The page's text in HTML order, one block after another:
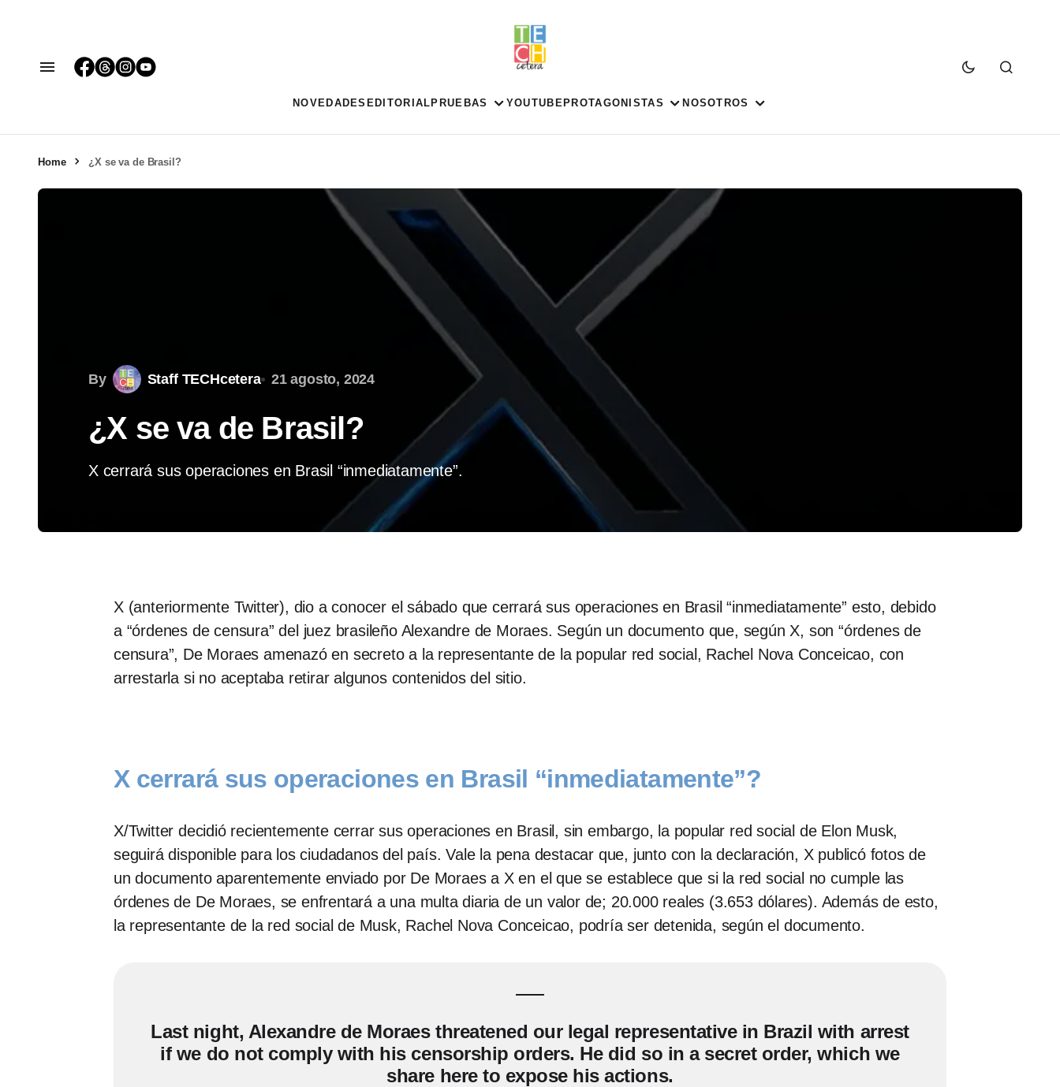
NOVEDADES EDITORIAL PRUEBAS YOUTUBE PROTAGONISTAS NOSOTROS
Home ¿X se va de Brasil?
By Staff TECHcetera 21 agosto, 2024
¿X se va de Brasil?
X cerrará sus operaciones en Brasil “inmediatamente”.
X (anteriormente Twitter), dio a conocer el sábado que cerrará sus operaciones en Brasil “inmediatamente” esto, debido
a “órdenes de censura” del juez brasileño Alexandre de Moraes. Según un documento que, según X, son “órdenes de
censura”, De Moraes amenazó en secreto a la representante de la popular red social, Rachel Nova Conceicao, con
arrestarla si no aceptaba retirar algunos contenidos del sitio.
X cerrará sus operaciones en Brasil “inmediatamente”?
X/Twitter decidió recientemente cerrar sus operaciones en Brasil, sin embargo, la popular red social de Elon Musk,
seguirá disponible para los ciudadanos del país. Vale la pena destacar que, junto con la declaración, X publicó fotos de
un documento aparentemente enviado por De Moraes a X en el que se establece que si la red social no cumple las
órdenes de De Moraes, se enfrentará a una multa diaria de un valor de; 20.000 reales (3.653 dólares). Además de esto,
la representante de la red social de Musk, Rachel Nova Conceicao, podría ser detenida, según el documento.
Last night, Alexandre de Moraes threatened our legal representative in Brazil with arrest
if we do not comply with his censorship orders. He did so in a secret order, which we
share here to expose his actions.